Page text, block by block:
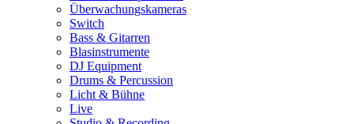
Überwachungskameras
Switch
Bass & Gitarren
Blasinstrumente
DJ Equipment
Drums & Percussion
Licht & Bühne
Live